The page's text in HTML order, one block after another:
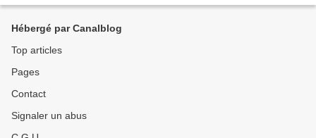
Hébergé par Canalblog
Top articles
Pages
Contact
Signaler un abus